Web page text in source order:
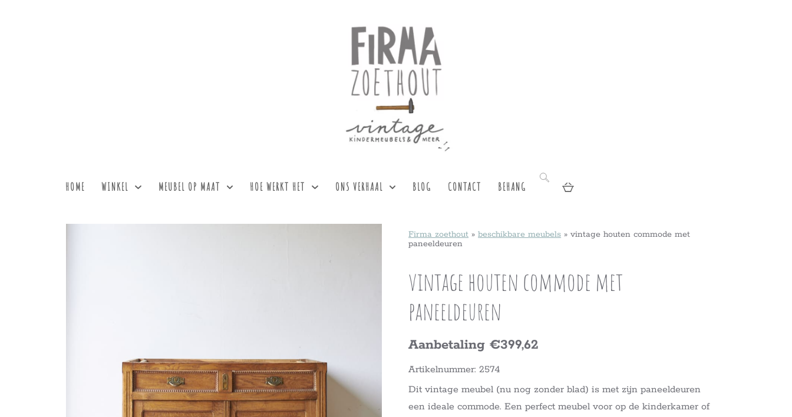
HOME WINKEL MEUBEL OP MAAT HOE WERKT HET ONS VERHAAL BLOG CONTACT BEHANG
Firma zoethout »beschikbare meubels »vintage houten commode met
paneeldeuren
vintage houten commode met
paneeldeuren
Aanbetaling €399,62
Artikelnummer: 2574
Dit vintage meubel (nu nog zonder blad) is met zijn paneeldeuren
een ideale commode. Een perfect meubel voor op de kinderkamer of